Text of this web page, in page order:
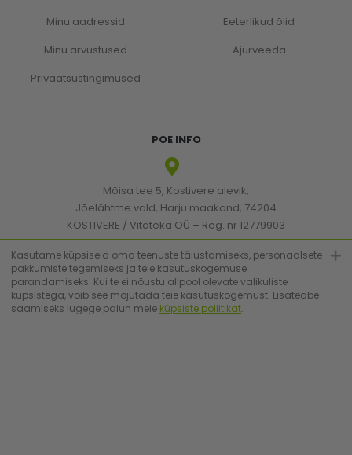
Minu aadressid
Minu arvustused
Privaatsustingimused
Eeterlikud õlid
Ajurveeda
POE INFO
Mõisa tee 5, Kostivere alevik,
Jõelähtme vald, Harju maakond, 74204
KOSTIVERE / Vitateka OÜ – Reg. nr 12779903
KMKR: EE101830894
[email protected]
Kasutame küpsiseid oma teenuste täiustamiseks, personaalsete
pakkumiste tegemiseks ja teie kasutuskogemuse
parandamiseks. Kui te ei nõustu allpool olevate valikuliste
küpsistega, võib see mõjutada teie kasutuskogemust. Lisateabe
saamiseks lugege palun meie küpsiste poliitikat.